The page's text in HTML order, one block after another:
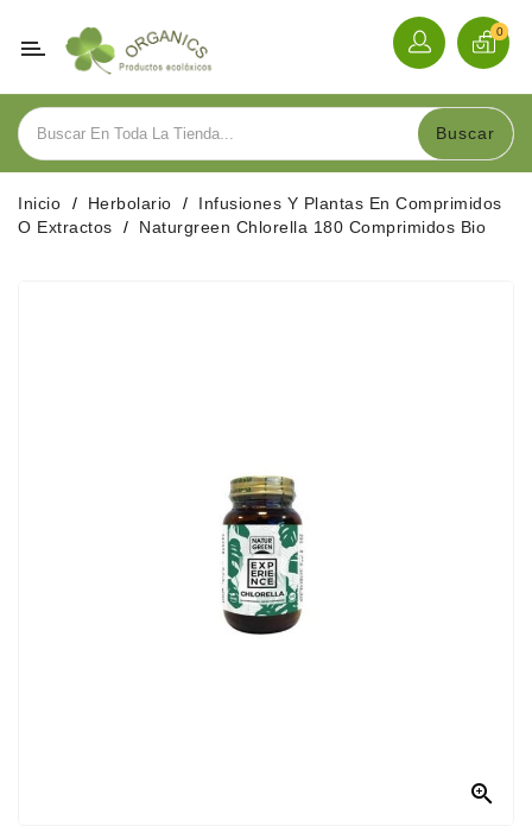
Categoría
Bebidas
Herbolario
0
Buscar
Inicio Herbolario
Infusiones Y Plantas En Comprimidos
O Extractos
Naturgreen Chlorella 180 Comprimidos Bio
